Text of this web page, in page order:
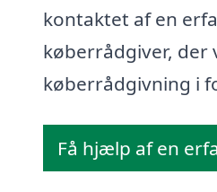
kontaktet af en
køberrådgiver, der
køberrådgivning i
Få hjælp af en